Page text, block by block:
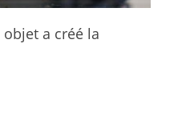
objet a créé la